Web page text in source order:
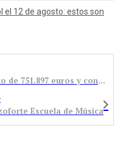
el 12 de agosto: estos son
Folgoso aprueba un presupuesto de 751.897 euros y confirma que no incrementará los impuestos municipales
Escuela de Música